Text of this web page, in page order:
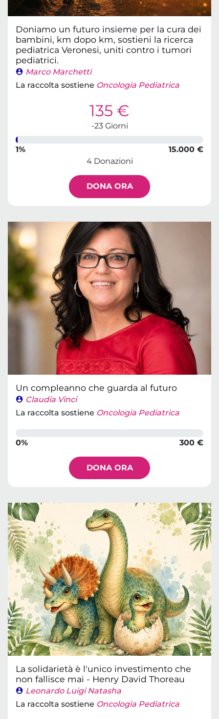
Doniamo un futuro insieme per la cura dei
bambini, km dopo km, sostieni la ricerca
pediatrica Veronesi, uniti contro i tumori
pediatrici.
Marco Marchetti
La raccolta sostiene Oncologia Pediatrica
135 €
-23 Giorni
1%
15.000 €
4 Donazioni
DONA ORA
Un compleanno che guarda al futuro
Claudia Vinci
La raccolta sostiene Oncologia Pediatrica
0% 300 €
DONA ORA
La solidarietà è l'unico investimento che
non fallisce mai - Henry David Thoreau
Leonardo Luigi Natasha
La raccolta sostiene Oncologia Pediatrica